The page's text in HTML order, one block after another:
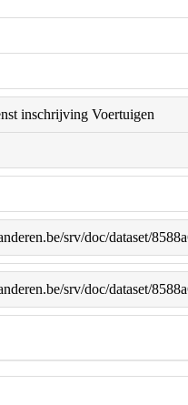
inschrijving Voertuigen
srv/doc/dataset/
srv/doc/dataset/